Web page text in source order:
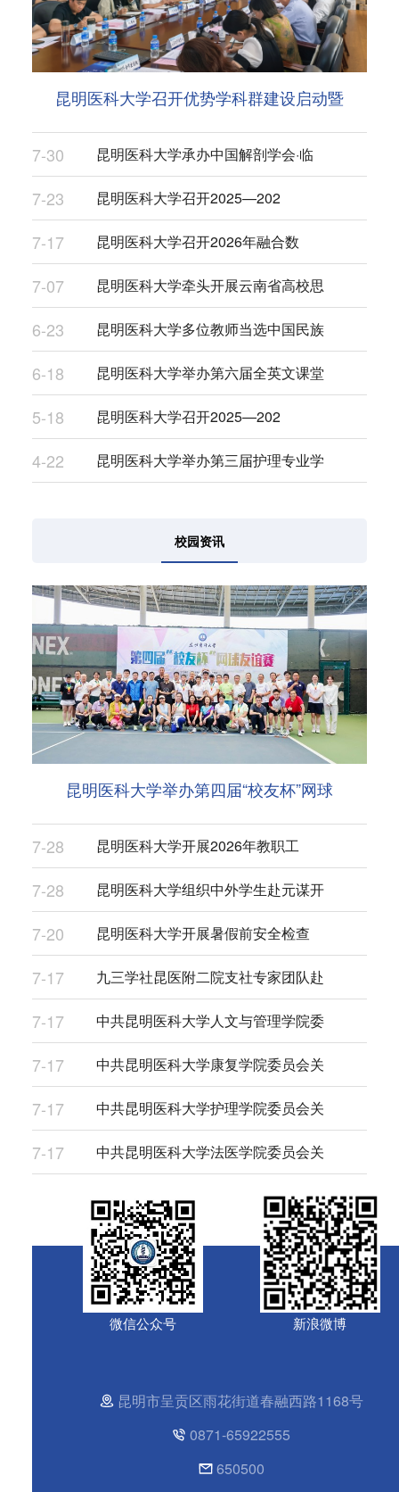
昆明医科大学召开优势学科群建设启动暨
7-30 昆明医科大学承办中国解剖学会·临
7-23 昆明医科大学召开2025—202
7-17 昆明医科大学召开2026年融合数
7-07 昆明医科大学牵头开展云南省高校思
6-23 昆明医科大学多位教师当选中国民族
6-18 昆明医科大学举办第六届全英文课堂
5-18 昆明医科大学召开2025—202
4-22 昆明医科大学举办第三届护理专业学
校园资讯
昆明医科大学举办第四届“校友杯”网球
7-28 昆明医科大学开展2026年教职工
7-28 昆明医科大学组织中外学生赴元谋开
7-20 昆明医科大学开展暑假前安全检查
7-17 九三学社昆医附二院支社专家团队赴
7-17 中共昆明医科大学人文与管理学院委
7-17 中共昆明医科大学康复学院委员会关
7-17 中共昆明医科大学护理学院委员会关
7-17 中共昆明医科大学法医学院委员会关
微信公众号 新浪微博
昆明市呈贡区雨花街道春融西路1168号
0871-65922555
650500